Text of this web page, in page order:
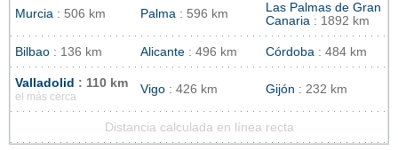
Murcia : 506 km Palma : 596 km
Las Palmas de Gran
Canaria : 1892 km
Bilbao : 136 km Alicante : 496 km Córdoba : 484 km
Valladolid : 110 km
el más cerca
Vigo : 426 km Gijón : 232 km
Distancia calculada en línea recta